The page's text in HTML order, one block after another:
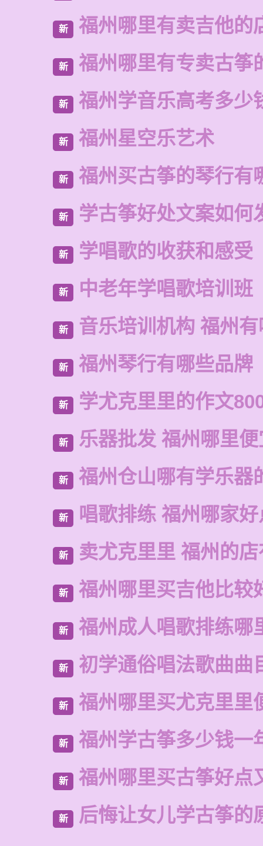
新 福州哪里有卖吉他的
新 福州哪里有专卖古筝
新 福州学音乐高考多少
新 福州星空乐艺术
新 福州买古筝的琴行有
新 学古筝好处文案如何
新 学唱歌的收获和感受
新 中老年学唱歌培训班
新 音乐培训机构 福州
新 福州琴行有哪些品牌
新 学尤克里里的作文
新 乐器批发 福州哪里
新 福州仓山哪有学乐器
新 唱歌排练 福州哪家好
新 卖尤克里里 福州的
新 福州哪里买吉他比较
新 福州成人唱歌排练哪
新 初学通俗唱法歌曲曲
新 福州哪里买尤克里里
新 福州学古筝多少钱一
新 福州哪里买古筝好点
新 后悔让女儿学古筝的